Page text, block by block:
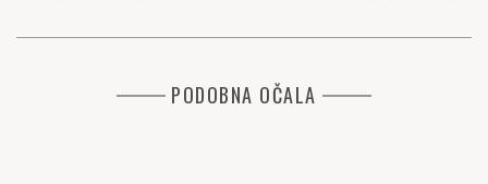
PODOBNA OČALA